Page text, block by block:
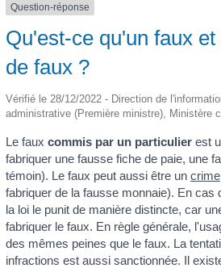
Question-réponse
Qu'est-ce qu'un faux
de faux ?
Vérifié le 28/12/2022 - Direction de
administrative (Première ministre), Ministère
Le faux commis par un particulierest
fabriquer une fausse fiche de paie, une
témoin). Le faux peut aussi être un crime
fabriquer de la fausse monnaie). En cas
la loi le punit de manière distincte, car
fabriquer le faux. En règle générale,
des mêmes peines que le faux. La
infractions est aussi sanctionnée. Il